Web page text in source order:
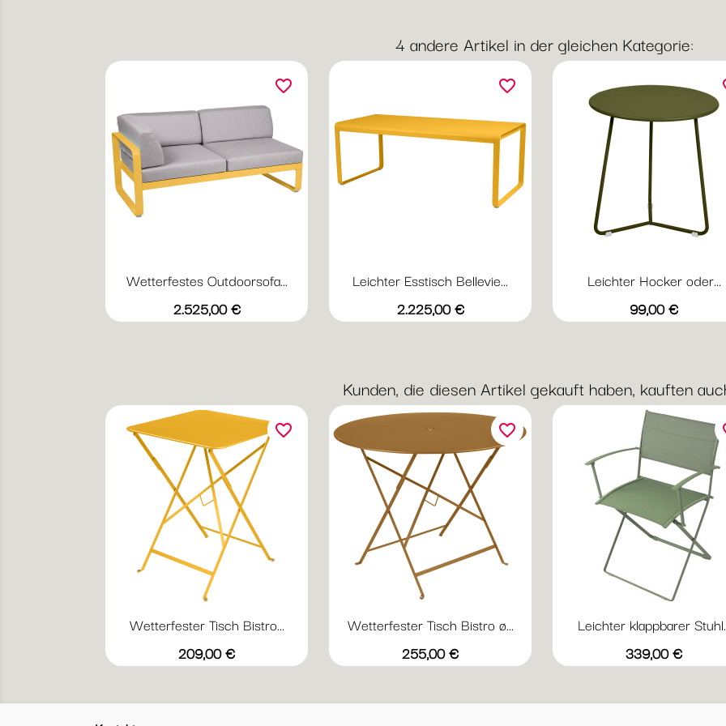
4 andere Artikel in der gleichen Kategorie:
Wetterfestes Outdoorsofa...
Preis
2.525,00 €
Vorschau
grauweißAbyssblau
Acapulcoblau
Flanellgrau
favorite_border
Leichter Esstisch Bellevie...
Preis
2.225,00 €
Vorschau
AbyssblauAcapulcoblau
Anthrazit
Chili Gewittergrau
favorite_border
Leichter Hocker oder...
Preis
99,00 €
Vorschau
AbyssblauAcapulcoblau
Anthrazit
Chili
Kunden, die diesen Artikel gekauft haben, kauften
Wetterfester Tisch Bistro...
Preis
209,00 €
Vorschau
AbyssblauAcapulcoblau
Anthrazit
Chili Gewittergrau
favorite_border
Wetterfester Tisch Bistro ø...
Preis
255,00 €
Vorschau
AbyssblauAcapulcoblau
Anthrazit
Chili Gewittergrau
favorite_border
Leichter klappbarer
Preis
339,00 €
Vorschau
Acapulcoblau
Anthrazit
Chili